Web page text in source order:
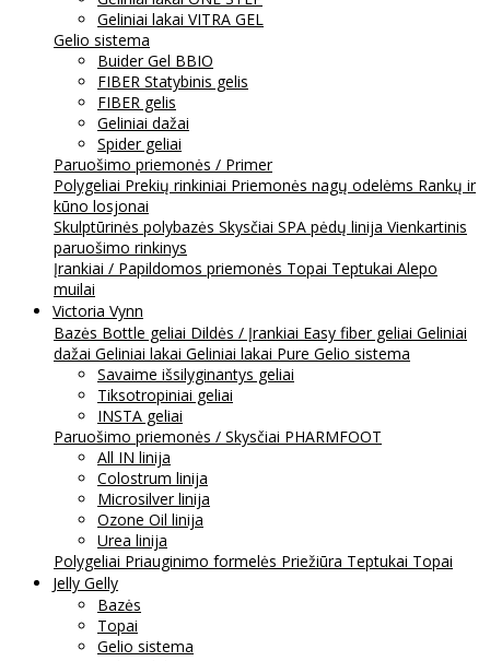
Geliniai lakai VITRA GEL
Gelio sistema
Buider Gel BBIO
FIBER Statybinis gelis
FIBER gelis
Geliniai dažai
Spider geliai
Paruošimo priemonės / Primer
Polygeliai Prekių rinkiniai Priemonės nagų odelėms Rankų ir
kūno losjonai
Skulptūrinės polybazės Skysčiai SPA pėdų linija Vienkartinis
paruošimo rinkinys
Įrankiai / Papildomos priemonės Topai Teptukai Alepo
muilai
Victoria Vynn
Bazės Bottle geliai Dildės / Įrankiai Easy fiber geliai Geliniai
dažai Geliniai lakai Geliniai lakai Pure Gelio sistema
Savaime išsilyginantys geliai
Tiksotropiniai geliai
INSTA geliai
Paruošimo priemonės / Skysčiai PHARMFOOT
All IN linija
Colostrum linija
Microsilver linija
Ozone Oil linija
Urea linija
Polygeliai Priauginimo formelės Priežiūra Teptukai Topai
Jelly Gelly
Bazės
Topai
Gelio sistema